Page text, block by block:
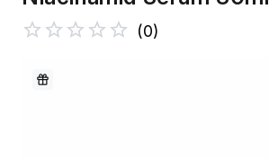
(0)